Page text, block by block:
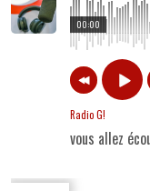
00:00
Radio G!
vous allez